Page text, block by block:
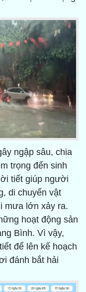
ngập sâu, chia
trọng đến sinh
tiết giúp người
di chuyển vật
mưa lớn xảy ra.
hoạt động sản
Bình. Vì vậy,
để lên kế hoạch
đánh bắt hải